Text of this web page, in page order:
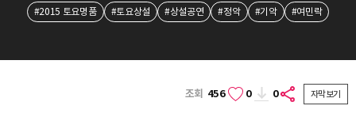
#2015 토요명품 #토요상설 #상설공연 #정악 #기악 #여민락
조회 456 0 0 자막보기